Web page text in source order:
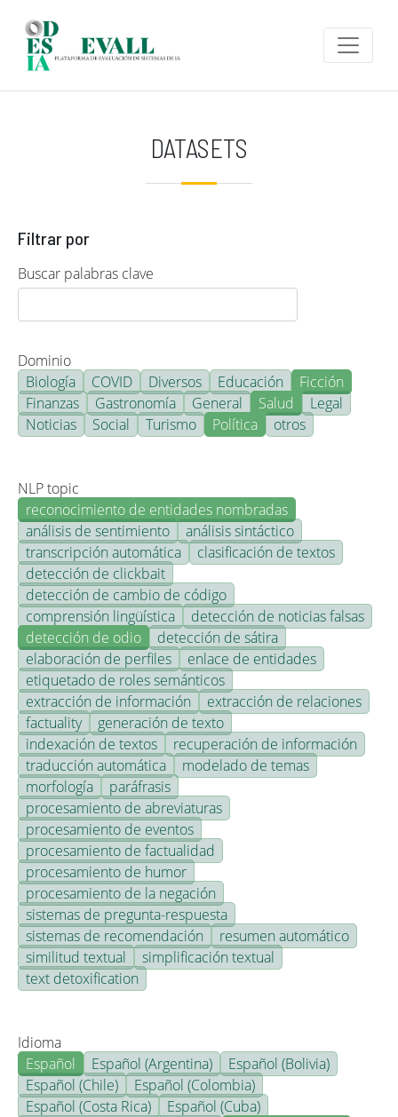
DATASETS
Filtrar por
Buscar palabras clave
Dominio
Biología
COVID Diversos Educación
Ficción
Finanzas
Gastronomía General Salud
Legal
Noticias
Social Turismo Política otros
NLP topic
reconocimiento de entidades nombradas
análisis de sentimiento
análisis sintáctico
transcripción automática
clasificación de textos
detección de clickbait
detección de cambio de código
comprensión lingüística
detección de noticias falsas
detección de odio
detección de sátira
elaboración de perfiles
enlace de entidades
etiquetado de roles semánticos
extracción de información
extracción de relaciones
factuality
generación de texto
indexación de textos
recuperación de información
traducción automática
modelado de temas
morfología
paráfrasis
procesamiento de abreviaturas
procesamiento de eventos
procesamiento de factualidad
procesamiento de humor
procesamiento de la negación
sistemas de pregunta-respuesta
sistemas de recomendación
resumen automático
similitud textual
simplificación textual
text detoxification
Idioma
Español
Español (Argentina)
Español (Bolivia)
Español (Chile)
Español (Colombia)
Español (Costa Rica)
Español (Cuba)